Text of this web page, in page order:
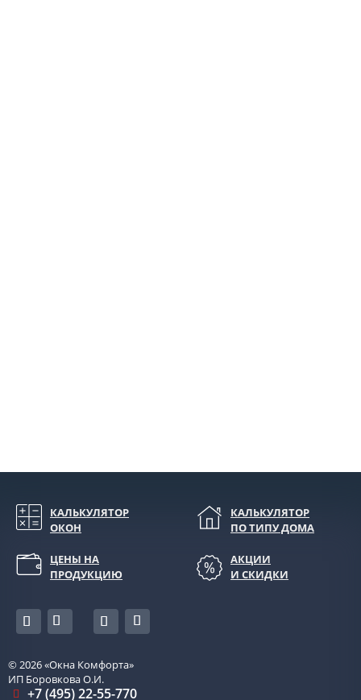
КАЛЬКУЛЯТОР
ОКОН
КАЛЬКУЛЯТОР
ПО ТИПУ ДОМА
ЦЕНЫ НА
ПРОДУКЦИЮ
АКЦИИ
И СКИДКИ
© 2026«Окна Комфорта»
ИП Боровкова О.И.
+7 (495) 22-55-770